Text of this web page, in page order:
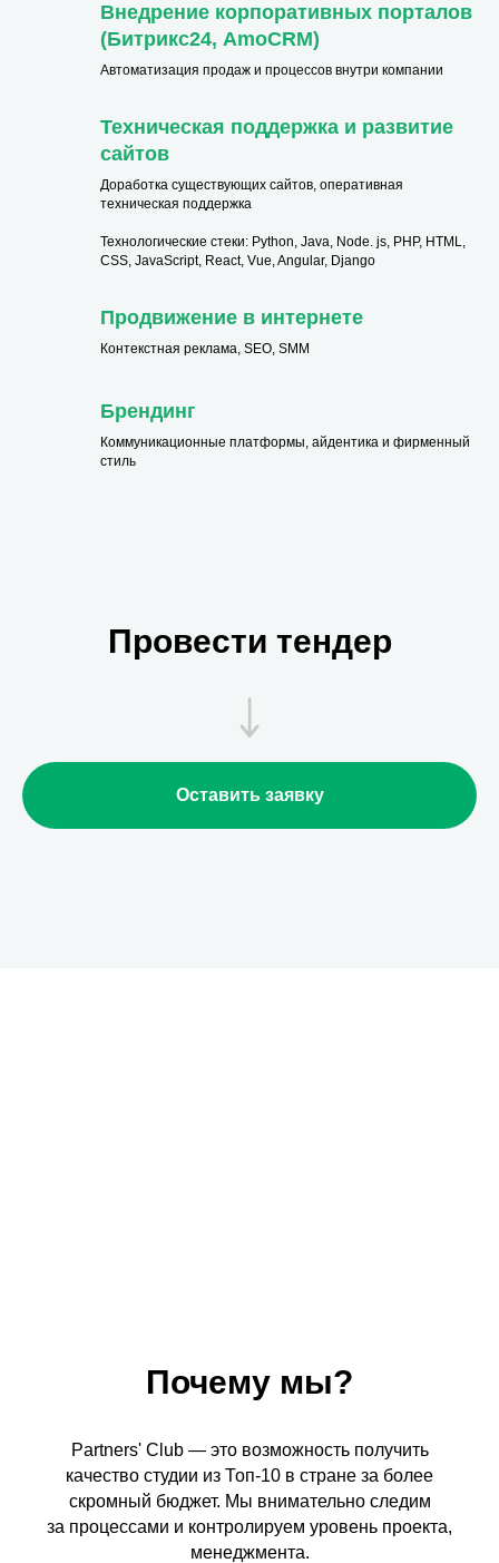
Внедрение корпоративных порталов
(Битрикс24, AmoCRM)
Автоматизация продаж и процессов внутри компании
Техническая поддержка и развитие
сайтов
Доработка существующих сайтов, оперативная
техническая поддержка
Технологические стеки: Python, Java, Node. js, PHP, HTML,
CSS, JavaScript, React, Vue, Angular, Django
Продвижение в интернете
Контекстная реклама, SEO, SMM
Брендинг
Коммуникационные платформы, айдентика и фирменный
стиль
Провести тендер
Оставить заявку
Почему мы?
Partners' Club — это возможность получить
качество студии из Топ-10 в стране за более
скромный бюджет. Мы внимательно следим
за процессами и контролируем уровень проекта,
менеджмента.